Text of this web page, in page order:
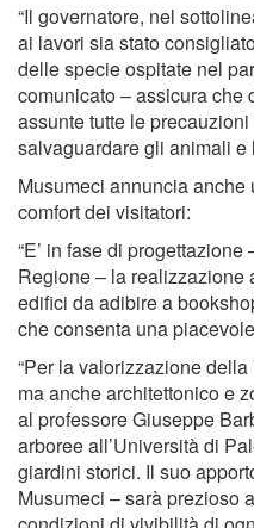
“Il governatore, nel
ai lavori sia stato
delle specie ospitate nel
comunicato – assicura che
assunte tutte le
salvaguardare gli animali e
Musumeci annuncia
comfort dei visitatori:
“E’ in fase di
Regione – la realizzazione
edifici da adibire a
che consenta una
“Per la valorizzazione
ma anche architettonico e
al professore Giuseppe
arboree all’Università di
giardini storici. Il suo
Musumeci – sarà prezioso